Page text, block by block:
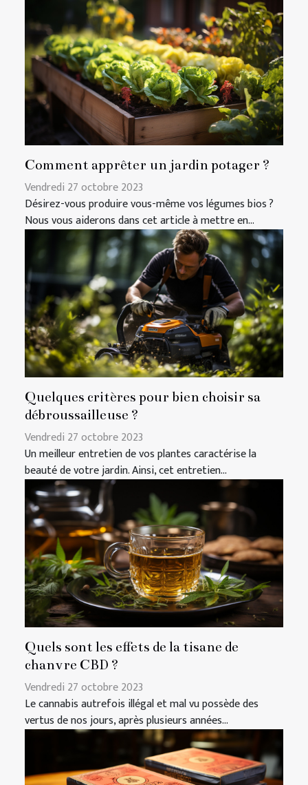
Comment apprêter un jardin potager ?
Vendredi 27 octobre 2023
Désirez-vous produire vous-même vos légumes bios ?
Nous vous aiderons dans cet article à mettre en...
Quelques critères pour bien choisir sa
débroussailleuse ?
Vendredi 27 octobre 2023
Un meilleur entretien de vos plantes caractérise la
beauté de votre jardin. Ainsi, cet entretien...
Quels sont les effets de la tisane de
chanvre CBD ?
Vendredi 27 octobre 2023
Le cannabis autrefois illégal et mal vu possède des
vertus de nos jours, après plusieurs années...